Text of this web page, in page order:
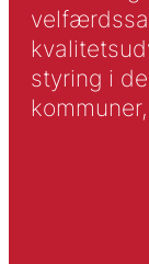
styring i